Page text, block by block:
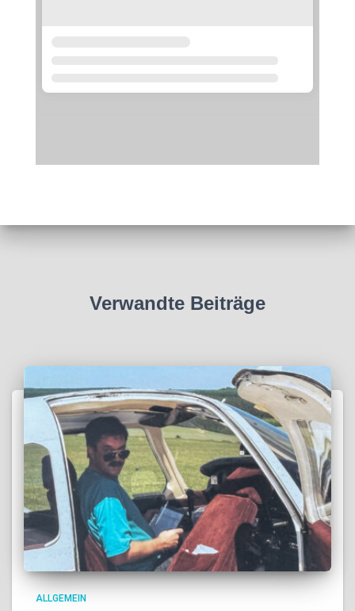
Verwandte Beiträge
ALLGEMEIN